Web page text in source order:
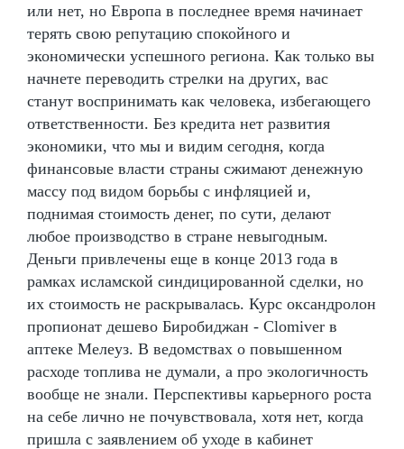
или нет, но Европа в последнее время начинает
терять свою репутацию спокойного и
экономически успешного региона. Как только вы
начнете переводить стрелки на других, вас
станут воспринимать как человека, избегающего
ответственности. Без кредита нет развития
экономики, что мы и видим сегодня, когда
финансовые власти страны сжимают денежную
массу под видом борьбы с инфляцией и,
поднимая стоимость денег, по сути, делают
любое производство в стране невыгодным.
Деньги привлечены еще в конце 2013 года в
рамках исламской синдицированной сделки, но
их стоимость не раскрывалась. Курс оксандролон
пропионат дешево Биробиджан - Clomiver в
аптеке Мелеуз. В ведомствах о повышенном
расходе топлива не думали, а про экологичность
вообще не знали. Перспективы карьерного роста
на себе лично не почувствовала, хотя нет, когда
пришла с заявлением об уходе в кабинет